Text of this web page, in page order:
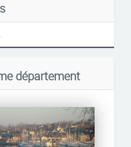
département